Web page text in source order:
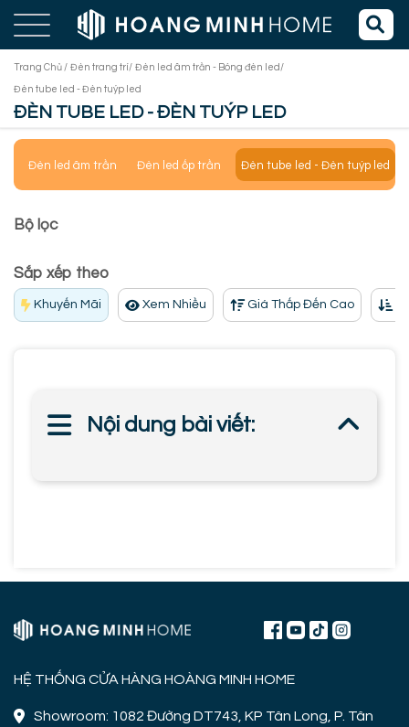
Trang Chủ / Đèn trang trí/ Đèn led âm trần - Bóng đèn led/
Đèn tube led - Đèn tuýp led
ĐÈN TUBE LED - ĐÈN TUÝP LED
Đèn led âm trần Đèn led ốp trần Đèn tube led - Đèn tuýp led
Bộ lọc
Sắp xếp theo
Khuyến Mãi Xem Nhiều Giá Thấp Đến Cao
Nội dung bài viết:
HỆ THỐNG CỬA HÀNG HOÀNG MINH HOME
Showroom: 1082 Đường DT743, KP Tân Long, P. Tân